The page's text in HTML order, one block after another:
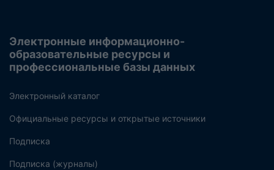
Электронные информационно-
образовательные ресурсы и
профессиональные базы данных
Электронный каталог
Официальные ресурсы и открытые источники
Подписка
Подписка (журналы)